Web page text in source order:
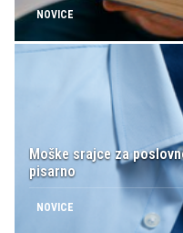
NOVICE
Moške srajce za
pisarno
NOVICE